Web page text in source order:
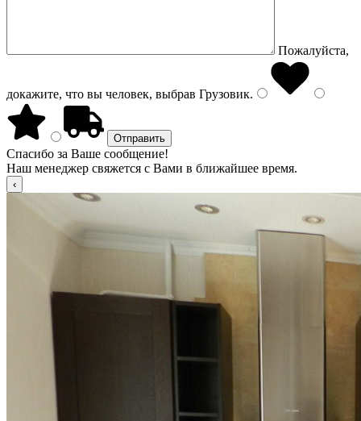
Пожалуйста,
докажите, что вы человек, выбрав Грузовик.
Спасибо за Ваше сообщение!
Наш менеджер свяжется с Вами в ближайшее время.